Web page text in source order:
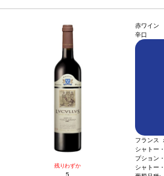
グリルやロースト肉、ストロン
ルロー 80%、カベルネ・フラン 20%
残りわずか
5
赤ワイン
辛口
フランス
シャトー
プション
シャトー